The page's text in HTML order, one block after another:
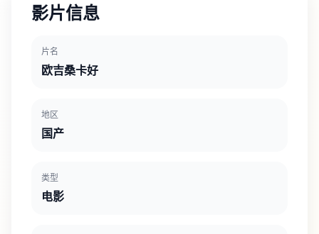
影片信息
片名
欧吉桑卡好
地区
国产
类型
电影